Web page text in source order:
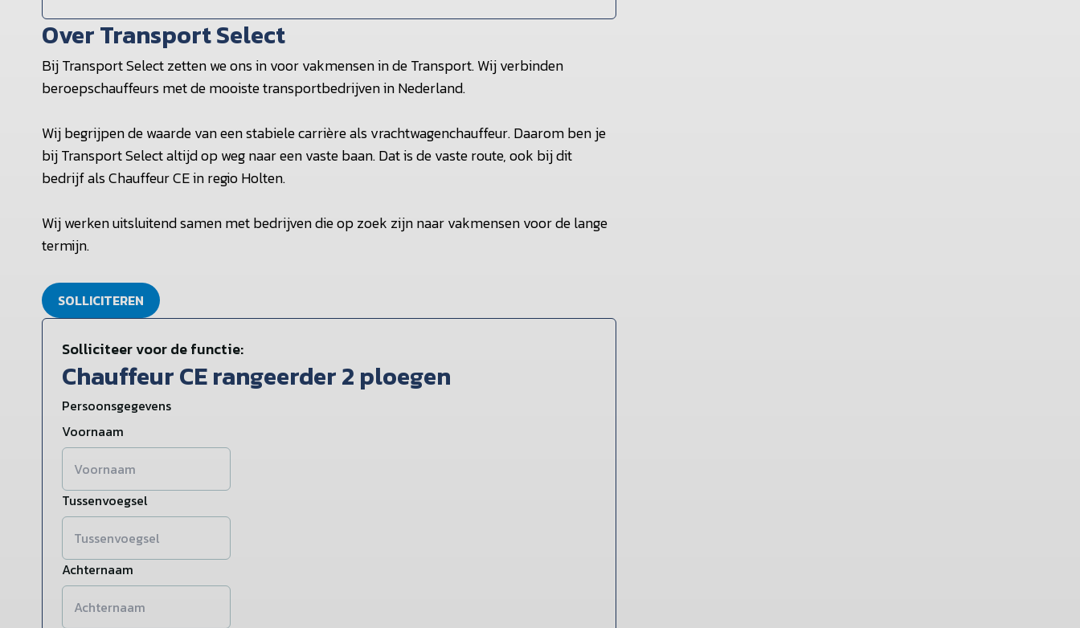
Over Transport Select
Bij Transport Select zetten we ons in voor vakmensen in de Transport. Wij verbinden
beroepschauffeurs met de mooiste transportbedrijven in Nederland.
Wij begrijpen de waarde van een stabiele carrière als vrachtwagenchauffeur. Daarom ben je
bij Transport Select altijd op weg naar een vaste baan. Dat is de vaste route, ook bij dit
bedrijf als Chauffeur CE in regio Holten.
Wij werken uitsluitend samen met bedrijven die op zoek zijn naar vakmensen voor de lange
termijn.
SOLLICITEREN
Solliciteer voor de functie:
Chauffeur CE rangeerder 2 ploegen
Persoonsgegevens
Voornaam
Tussenvoegsel
Achternaam